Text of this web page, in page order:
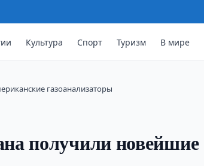
Культура Спорт Туризм В мире
газоанализаторы
получили новейшие